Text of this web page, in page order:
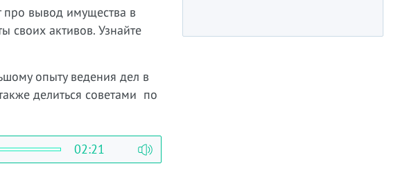
про вывод имущества в
своих активов. Узнайте
опыту ведения дел в
делиться советами по
02:21